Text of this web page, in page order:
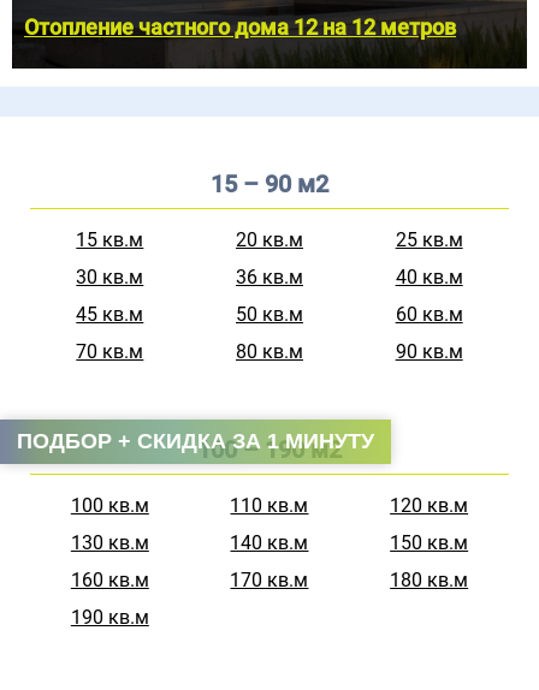
Отопление частного дома 12 на 12 метров
15 – 90 м2
15 кв.м 20 кв.м
25 кв.м
30 кв.м
36 кв.м
40 кв.м
45 кв.м
50 кв.м
60 кв.м
70 кв.м
80 кв.м 90 кв.м
100 – 190 м2
100 кв.м 110 кв.м
120 кв.м
130 кв.м
140 кв.м
150 кв.м
160 кв.м
170 кв.м
180 кв.м
190 кв.м
ПОДБОР + СКИДКА ЗА 1 МИНУТУ